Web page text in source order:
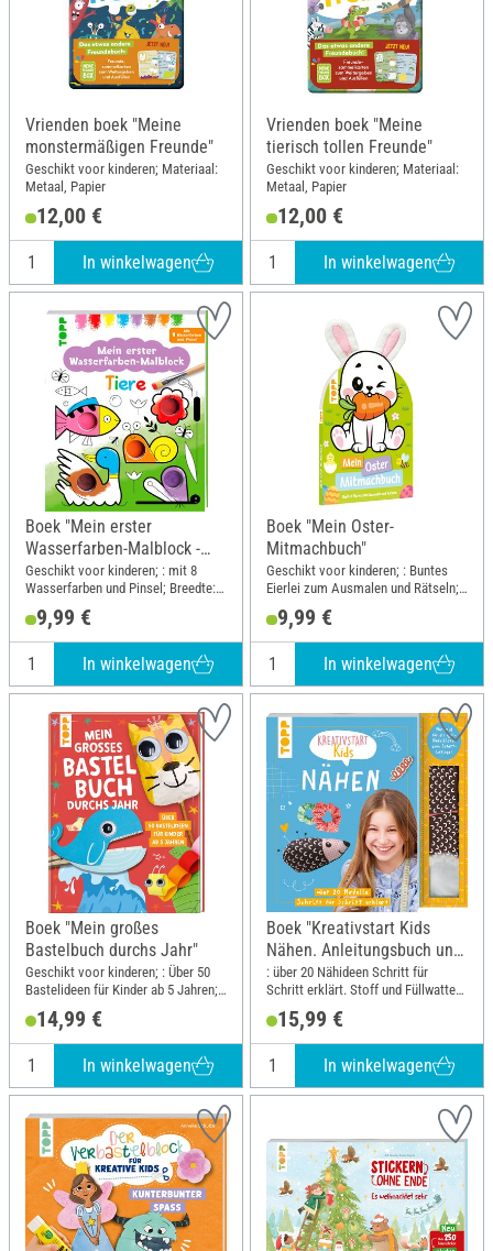
Vrienden boek "Meine
monstermäßigen Freunde"
Geschikt voor kinderen; Materiaal:
Metaal, Papier
12,00 €
In winkelwagen
Vrienden boek "Meine
tierisch tollen Freunde"
Geschikt voor kinderen; Materiaal:
Metaal, Papier
12,00 €
In winkelwagen
Boek "Mein erster
Wasserfarben-Malblock -
Tiere"
Geschikt voor kinderen; : mit 8
Wasserfarben und Pinsel; Breedte:
9,99 €
In winkelwagen
Boek "Mein Oster-
Mitmachbuch"
Geschikt voor kinderen; : Buntes
Eierlei zum Ausmalen und Rätseln;
9,99 €
In winkelwagen
Boek "Mein großes
Bastelbuch durchs Jahr"
Geschikt voor kinderen; : Über 50
Bastelideen für Kinder ab 5 Jahren;
14,99 €
In winkelwagen
Boek "Kreativstart Kids
Nähen. Anleitungsbuch und
Material"
: über 20 Nähideen Schritt für
Schritt erklärt. Stoff und Füllwatte
Sofort-Loslegen; Breedte: 26 cm;
Hoogte: 24.3 cm
15,99 €
In winkelwagen